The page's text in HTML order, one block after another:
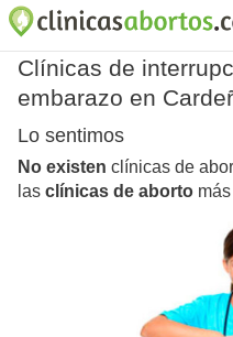
Clínicas de
embarazo en
Lo sentimos
No existen clínicas de
las clínicas de aborto